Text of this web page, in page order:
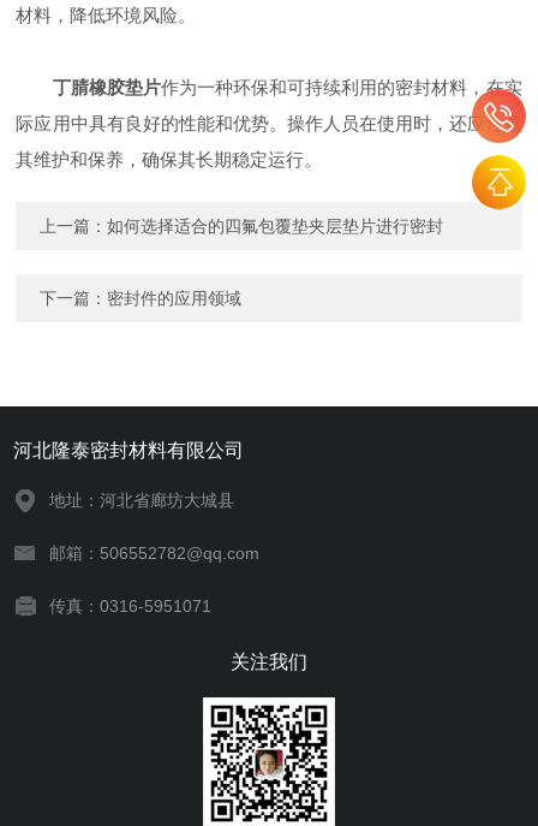
材料，降低环境风险。
丁腈橡胶垫片作为一种环保和可持续利用的密封材料，在实
际应用中具有良好的性能和优势。操作人员在使用时，还应注意
其维护和保养，确保其长期稳定运行。
上一篇：如何选择适合的四氟包覆垫夹层垫片进行密封
下一篇： 密封件的应用领域
河北隆泰密封材料有限公司
地址：河北省廊坊大城县
邮箱：506552782@qq.com
传真：0316-5951071
关注我们